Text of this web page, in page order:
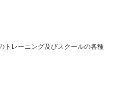
トレーニング及びスクールの各種